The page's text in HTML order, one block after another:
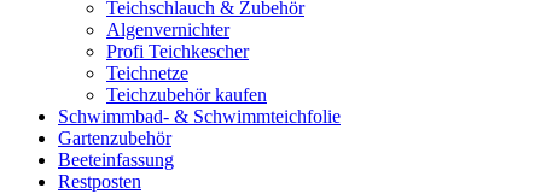
Teichschlauch & Zubehör
Algenvernichter
Profi Teichkescher
Teichnetze
Teichzubehör kaufen
Schwimmbad- & Schwimmteichfolie
Gartenzubehör
Beeteinfassung
Restposten